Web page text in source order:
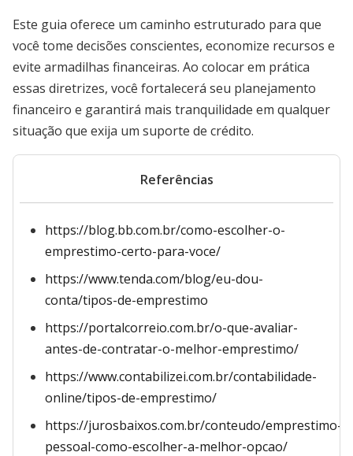
Este guia oferece um caminho estruturado para que
você tome decisões conscientes, economize recursos e
evite armadilhas financeiras. Ao colocar em prática
essas diretrizes, você fortalecerá seu planejamento
financeiro e garantirá mais tranquilidade em qualquer
situação que exija um suporte de crédito.
Referências
https://blog.bb.com.br/como-escolher-o-
emprestimo-certo-para-voce/
https://www.tenda.com/blog/eu-dou-
conta/tipos-de-emprestimo
https://portalcorreio.com.br/o-que-avaliar-
antes-de-contratar-o-melhor-emprestimo/
https://www.contabilizei.com.br/contabilidade-
online/tipos-de-emprestimo/
https://jurosbaixos.com.br/conteudo/emprestimo-
pessoal-como-escolher-a-melhor-opcao/